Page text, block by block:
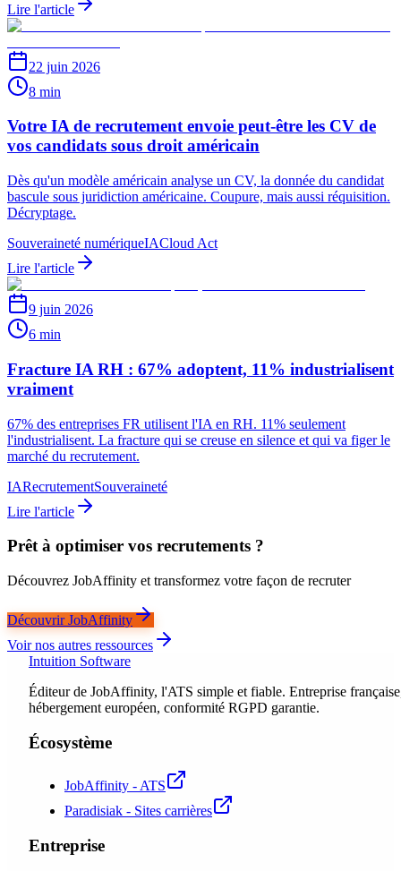
Lire l'article
22 juin 2026
8 min
Votre IA de recrutement envoie peut-être les CV de
vos candidats sous droit américain
Dès qu'un modèle américain analyse un CV, la donnée du candidat
bascule sous juridiction américaine. Coupure, mais aussi réquisition.
Décryptage.
Souveraineté numériqueIACloud Act
Lire l'article
9 juin 2026
6 min
Fracture IA RH : 67% adoptent, 11% industrialisent
vraiment
67% des entreprises FR utilisent l'IA en RH. 11% seulement
l'industrialisent. La fracture qui se creuse en silence et qui va figer le
marché du recrutement.
IARecrutementSouveraineté
Lire l'article
Prêt à optimiser vos recrutements ?
Découvrez JobAffinity et transformez votre façon de recruter
Découvrir JobAffinity
Voir nos autres ressources
Intuition Software
Éditeur de JobAffinity, l'ATS simple et fiable. Entreprise
hébergement européen, conformité RGPD garantie.
Écosystème
JobAffinity - ATS
Paradisiak - Sites carrières
Entreprise